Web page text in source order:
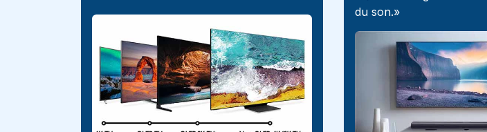
du son.»